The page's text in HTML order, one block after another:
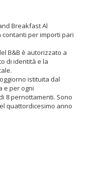
Breakfast Al
per importi pari
B&B è autorizzato a
di identità e la
istituita dal
e per ogni
8 pernottamenti. Sono
quattordicesimo anno